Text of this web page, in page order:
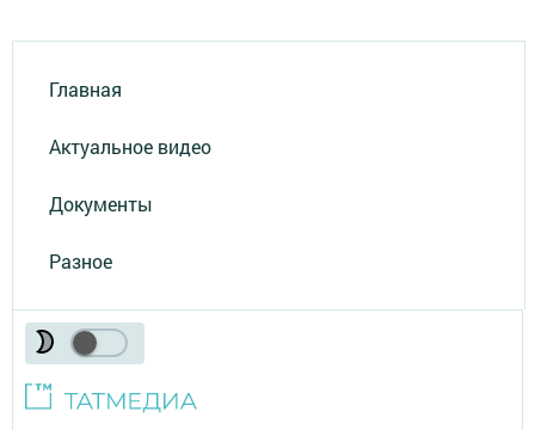
Главная
Актуальное видео
Документы
Разное